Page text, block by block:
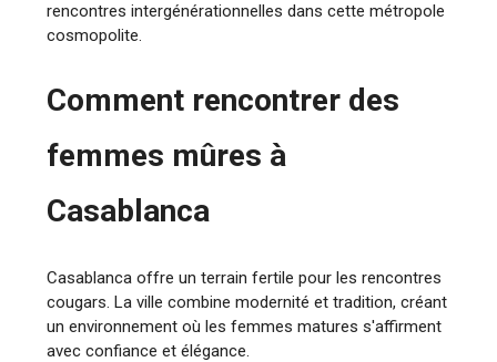
rencontres intergénérationnelles dans cette métropole
cosmopolite.
Comment rencontrer des
femmes mûres à
Casablanca
Casablanca offre un terrain fertile pour les rencontres
cougars. La ville combine modernité et tradition, créant
un environnement où les femmes matures s'affirment
avec confiance et élégance.